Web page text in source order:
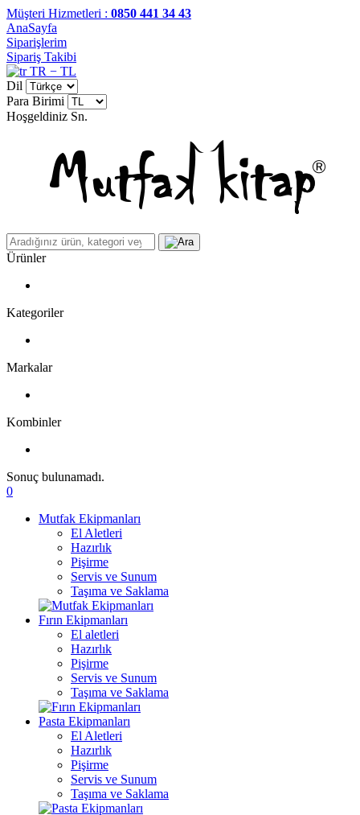
Müşteri Hizmetleri : 0850 441 34 43
AnaSayfa
Siparişlerim
Sipariş Takibi
TR − TL
Dil
Para Birimi
Hoşgeldiniz Sn.
Ürünler
Kategoriler
Markalar
Kombinler
Sonuç bulunamadı.
0
Mutfak Ekipmanları
El Aletleri
Hazırlık
Pişirme
Servis ve Sunum
Taşıma ve Saklama
Fırın Ekipmanları
El aletleri
Hazırlık
Pişirme
Servis ve Sunum
Taşıma ve Saklama
Pasta Ekipmanları
El Aletleri
Hazırlık
Pişirme
Servis ve Sunum
Taşıma ve Saklama